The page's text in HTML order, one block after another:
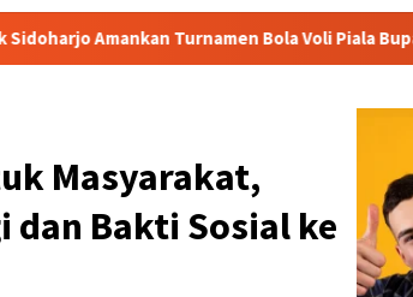
Turnamen Bola Voli Piala Bupati 2026,
Masyarakat,
dan Bakti Sosial ke